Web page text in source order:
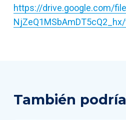
https://drive.google.com/
También